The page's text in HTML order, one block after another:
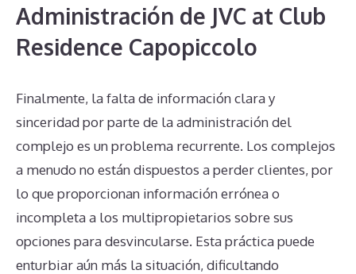
Administración de JVC at Club
Residence Capopiccolo
Finalmente, la falta de información clara y
sinceridad por parte de la administración del
complejo es un problema recurrente. Los complejos
a menudo no están dispuestos a perder clientes, por
lo que proporcionan información errónea o
incompleta a los multipropietarios sobre sus
opciones para desvincularse. Esta práctica puede
enturbiar aún más la situación, dificultando